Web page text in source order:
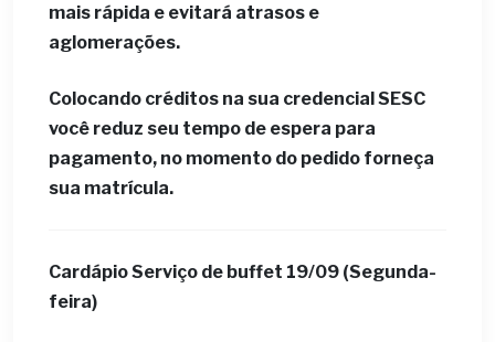
mais rápida e evitará atrasos e
aglomerações.
Colocando créditos na sua credencial SESC
você reduz seu tempo de espera para
pagamento, no momento do pedido forneça
sua matrícula.
Cardápio ​Serviço de buffet 19/09 (Segunda-
feira)